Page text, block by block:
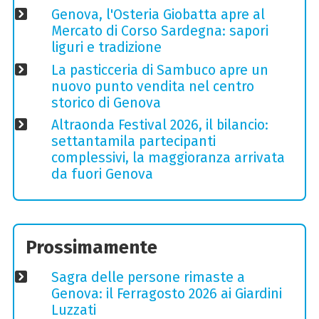
Genova, l'Osteria Giobatta apre al
Mercato di Corso Sardegna: sapori
liguri e tradizione
La pasticceria di Sambuco apre un
nuovo punto vendita nel centro
storico di Genova
Altraonda Festival 2026, il bilancio:
settantamila partecipanti
complessivi, la maggioranza arrivata
da fuori Genova
Prossimamente
Sagra delle persone rimaste a
Genova: il Ferragosto 2026 ai Giardini
Luzzati